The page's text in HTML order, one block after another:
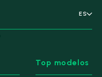
ES
Top modelos